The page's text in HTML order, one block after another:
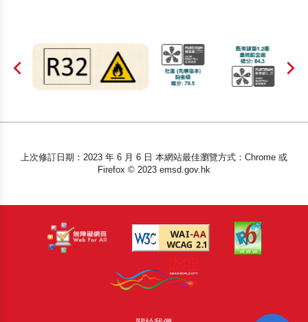
上次修訂日期：2023 年 6 月 6 日 本網站最佳瀏覽方式：Chrome 或
Firefox © 2023 emsd.gov.hk